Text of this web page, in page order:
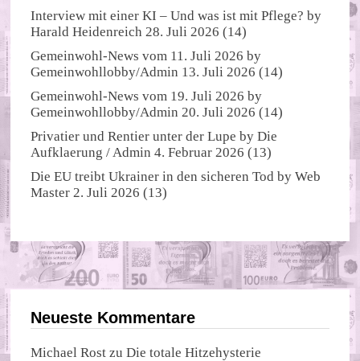
Interview mit einer KI – Und was ist mit Pflege? by
Harald Heidenreich 28. Juli 2026 (14)
Gemeinwohl-News vom 11. Juli 2026 by
Gemeinwohllobby/Admin 13. Juli 2026 (14)
Gemeinwohl-News vom 19. Juli 2026 by
Gemeinwohllobby/Admin 20. Juli 2026 (14)
Privatier und Rentier unter der Lupe byDie
Aufklaerung / Admin 4. Februar 2026 (13)
Die EU treibt Ukrainer in den sicheren Tod byWeb
Master 2. Juli 2026 (13)
Neueste Kommentare
Michael Rost zuDie totale Hitzehysterie